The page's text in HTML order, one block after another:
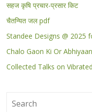
सहज कृषि प्रचार-प्रसार किट
चैतन्यित जल pdf
Standee Designs @ 2025
Chalo Gaon Ki Or
Collected Talks on